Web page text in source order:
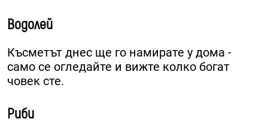
Водолей
Късметът днес ще го намирате у дома -
само се огледайте и вижте колко богат
човек сте.
Риби